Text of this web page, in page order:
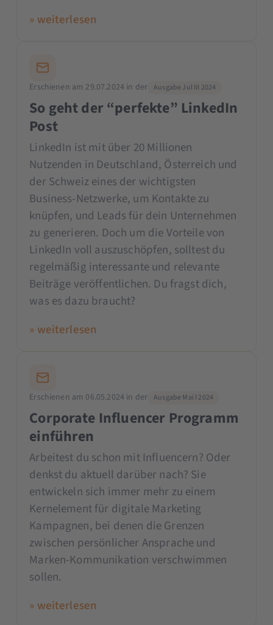
» weiterlesen
Erschienen am 29.07.2024 in der Ausgabe Jul III 2024
So geht der “perfekte” LinkedIn
Post
LinkedIn ist mit über 20 Millionen
Nutzenden in Deutschland, Österreich und
der Schweiz eines der wichtigsten
Business-Netzwerke, um Kontakte zu
knüpfen, und Leads für dein Unternehmen
zu generieren. Doch um die Vorteile von
LinkedIn voll auszuschöpfen, solltest du
regelmäßig interessante und relevante
Beiträge veröffentlichen. Du fragst dich,
was es dazu braucht?
» weiterlesen
Erschienen am 06.05.2024 in der Ausgabe Mai I 2024
Corporate Influencer Programm
einführen
Arbeitest du schon mit Influencern? Oder
denkst du aktuell darüber nach? Sie
entwickeln sich immer mehr zu einem
Kernelement für digitale Marketing
Kampagnen, bei denen die Grenzen
zwischen persönlicher Ansprache und
Marken-Kommunikation verschwimmen
sollen.
» weiterlesen